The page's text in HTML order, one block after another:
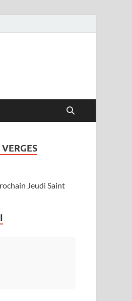
Jeudi Saint